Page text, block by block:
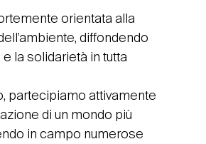
orientata alla
diffondendo
la solidarietà in tutta
partecipiamo attivamente
di un mondo più
in campo numerose